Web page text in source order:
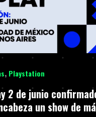
, Playstation
2 de junio
un show de